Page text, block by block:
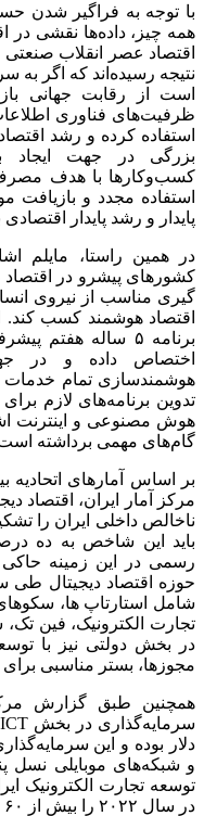
با توجه به فراگیر شدن
همه چیز، داده‌ها نقشی در
اقتصاد عصر انقلاب
نتیجه رسیده‌اند که اگر به
است از رقابت جهانی باز
ظرفیت‌های فناوری
استفاده کرده و رشد
بزرگی در جهت ایجاد
کسب‌وکارها با هدف مصرف
استفاده مجدد و بازیافت
پایدار و رشد پایدار اقتصادی
در همین راستا، مایلم
کشورهای پیشرو در اقتصاد
گیری مناسب از نیروی
اقتصاد هوشمند کسب کند.
برنامه ۵ ساله
اختصاص داده و در
هوشمندسازی تمام خدمات
تدوین برنامه‌های لازم
هوش مصنوعی و اینترنت
گام‌های مهمی برداشته
مرکز آمار ایران، اقتصاد
ناخالص داخلی ایران را
باید این شاخص به ده
رسمی در این زمینه
شامل استارتاپ ها،
تجارت الکترونیک، فین
در بخش دولتی نیز با
مجوزها، بستر مناسبی
همچنین طبق گزارش
دلار بوده و این
توسعه تجارت الکترونیک
در سال ۲۰۲۲ را بیش از ۶۰ میلیارد دلار برآورد نموده است.